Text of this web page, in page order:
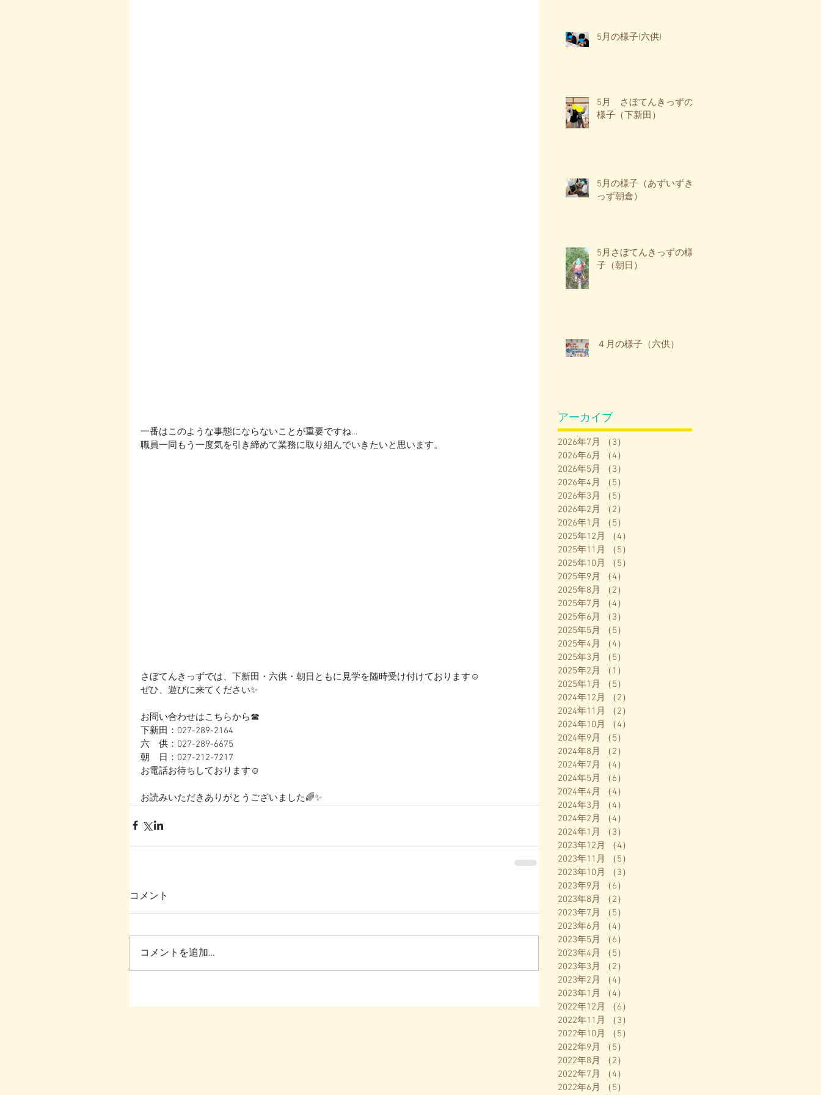
一番はこのような事態にならないことが重要ですね…
職員一同もう一度気を引き締めて業務に取り組んでいきたいと思います。
さぼてんきっずでは、下新田・六供・朝日ともに見学を随時受け付けております☺
ぜひ、遊びに来てください✨
お問い合わせはこちらから☎
下新田：027-289-2164
六　供：027-289-6675
朝　日：027-212-7217
お電話お待ちしております☺
お読みいただきありがとうございました🌈✨
コメント
コメントを追加…
5月の様子(六供)
5月 さぼてんきっずの
様子（下新田）
5月の様子（あずいずき
っず朝倉）
5月さぼてんきっずの様
子（朝日）
４月の様子（六供）
アーカイブ
2026年7月 （3）
2026年6月
（4）
2026年5月
（3）
2026年4月
（5）
2026年3月
（5）
2026年2月
（2）
2026年1月
（5）
2025年12月
（4）
2025年11月
（5）
2025年10月
（5）
2025年9月
（4）
2025年8月
（2）
2025年7月
（4）
2025年6月
（3）
2025年5月
（5）
2025年4月
（4）
2025年3月
（5）
2025年2月
（1）
2025年1月
（5）
2024年12月
（2）
2024年11月
（2）
2024年10月
（4）
2024年9月
（5）
2024年8月
（2）
2024年7月
（4）
2024年5月
（6）
2024年4月
（4）
2024年3月
（4）
2024年2月
（4）
2024年1月
（3）
2023年12月
（4）
2023年11月
（5）
2023年10月
（3）
2023年9月
（6）
2023年8月
（2）
2023年7月
（5）
2023年6月
（4）
2023年5月
（6）
2023年4月
（5）
2023年3月
（2）
2023年2月
（4）
2023年1月
（4）
2022年12月
（6）
2022年11月
（3）
2022年10月
（5）
2022年9月
（5）
2022年8月
（2）
2022年7月
（4）
2022年6月
（5）